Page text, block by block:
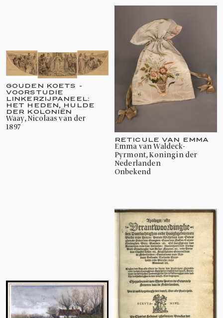
GOUDEN KOETS -
VOORSTUDIE
LINKERZIJPANEEL:
HET HEDEN, HULDE
DER KOLONIËN
Waay, Nicolaas van der
1897
RETICULE VAN EMMA
Emma van Waldeck-
Pyrmont, Koningin der
Nederlanden
onbekend